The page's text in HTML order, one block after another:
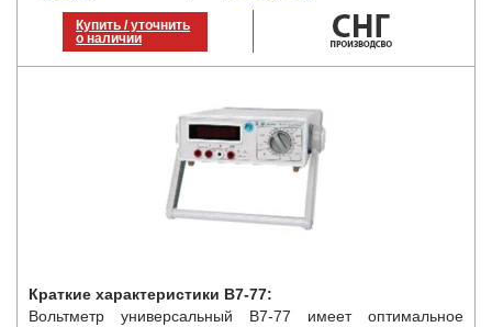
Купить / уточнить
о наличии
Краткие характеристики В7-77:
Вольтметр универсальный В7-77 имеет оптимальное